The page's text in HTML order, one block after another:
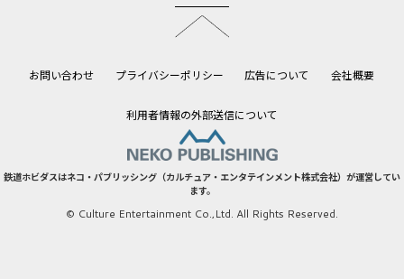
お問い合わせ プライバシーポリシー 広告について 会社概要
利用者情報の外部送信について
鉄道ホビダスはネコ・パブリッシング（カルチュア・エンタテインメント株式会社）が運営してい
ます。
© Culture Entertainment Co.,Ltd. All Rights Reserved.